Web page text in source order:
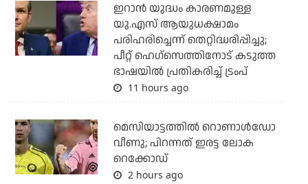
ഇറാന്‍ യുദ്ധം കാരണമുള്ള
യു.എസ് ആയുധക്ഷാമം
പരിഹരിച്ചെന്ന് തെറ്റിദ്ധരിപ്പിച്ചു;
പീറ്റ് ഹെഗ്‌സെത്തിനോട് കടുത്ത
ഭാഷയില്‍ പ്രതികരിച്ച് ട്രംപ്
11 hours ago
മെസിയാട്ടത്തില്‍ റൊണാള്‍ഡോ
വീണു; പിറന്നത് ഇരട്ട ലോക
റെക്കോഡ്
2 hours ago